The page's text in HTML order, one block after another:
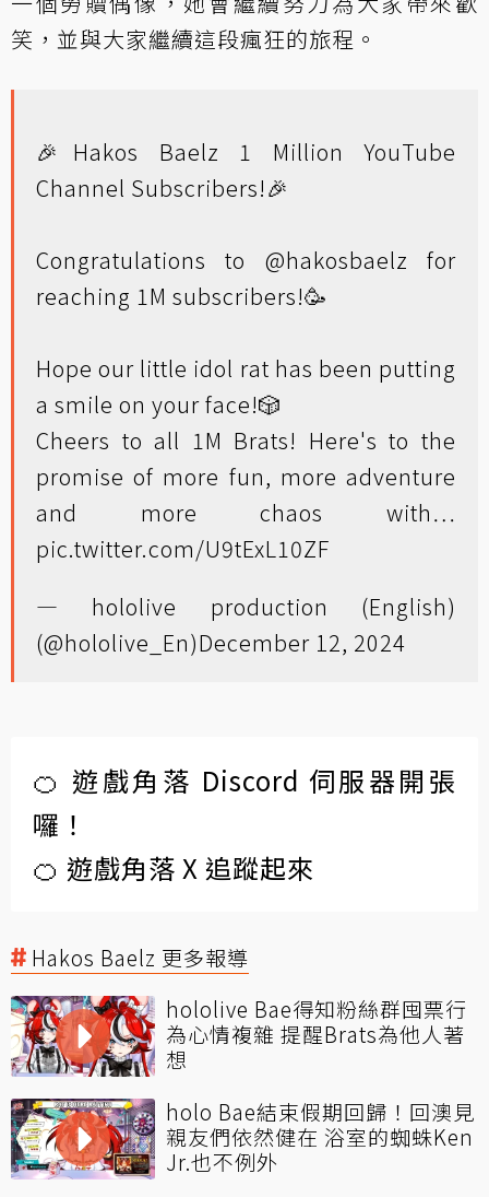
笑，並與大家繼續這段瘋狂的旅程。
🎉Hakos Baelz 1 Million YouTube
Channel Subscribers!🎉
Congratulations to @hakosbaelz for
reaching 1M subscribers!🥳
Hope our little idol rat has been putting
a smile on your face!🎲
Cheers to all 1M Brats! Here's to the
promise of more fun, more adventure
and more chaos with…
pic.twitter.com/U9tExL10ZF
— hololive production (English)
(@hololive_En)December 12, 2024
🍊 遊戲角落 Discord 伺服器開張
囉！
🍊 遊戲角落 X 追蹤起來
Hakos Baelz 更多報導
hololive Bae得知粉絲群囤票行
為心情複雜 提醒Brats為他人著
想
holo Bae結束假期回歸！回澳見
親友們依然健在 浴室的蜘蛛Ken
Jr.也不例外